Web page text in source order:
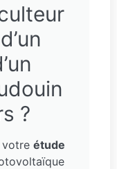
?
votre étude